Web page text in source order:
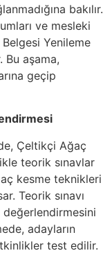
bakılır.
ve mesleki
Yenileme
Bu aşama,
geçip
Çeltikçi Ağaç
teorik sınavlar
kesme teknikleri
Teorik sınavı
adayların
test edilir.